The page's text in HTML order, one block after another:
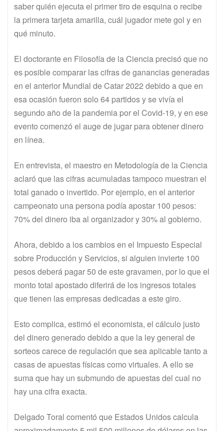
saber quién ejecuta el primer tiro de esquina o recibe
la primera tarjeta amarilla, cuál jugador mete gol y en
qué minuto.
El doctorante en Filosofía de la Ciencia precisó que no
es posible comparar las cifras de ganancias generadas
en el anterior Mundial de Catar 2022 debido a que en
esa ocasión fueron solo 64 partidos y se vivía el
segundo año de la pandemia por el Covid-19, y en ese
evento comenzó el auge de jugar para obtener dinero
en línea.
En entrevista, el maestro en Metodología de la Ciencia
aclaró que las cifras acumuladas tampoco muestran el
total ganado o invertido. Por ejemplo, en el anterior
campeonato una persona podía apostar 100 pesos:
70% del dinero iba al organizador y 30% al gobierno.
Ahora, debido a los cambios en el Impuesto Especial
sobre Producción y Servicios, si alguien invierte 100
pesos deberá pagar 50 de este gravamen, por lo que el
monto total apostado diferirá de los ingresos totales
que tienen las empresas dedicadas a este giro.
Esto complica, estimó el economista, el cálculo justo
del dinero generado debido a que la ley general de
sorteos carece de regulación que sea aplicable tanto a
casas de apuestas físicas como virtuales. A ello se
suma que hay un submundo de apuestas del cual no
hay una cifra exacta.
Delgado Toral comentó que Estados Unidos calcula